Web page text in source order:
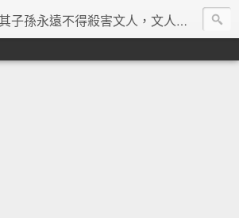
。在理學的興起、宗教勢力退潮、言論控制降低、市民文化興起、商品經濟繁榮與印刷術的發明等一系列背景下，宋朝優秀文人輩出，知識份子自覺意識空前覺醒。其後中國由於蒙古的入侵並對文人採取敵視政策，加上明清的八股文與文字獄嚴重壓制學人思想自由發揮，中國再也沒有出現過象宋朝一樣興盛的文化景象。 ─維基百科宋朝條下